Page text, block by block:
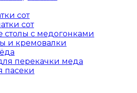
сот
сот
с медогонками
и кремовалки
перекачки меда
пасеки